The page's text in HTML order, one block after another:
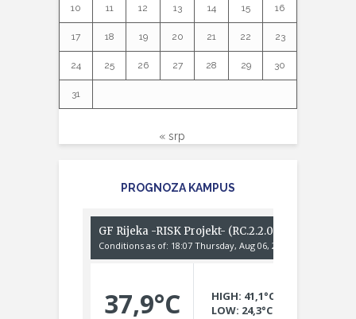
10 11 12 13 14 15 16
17 18 19 20 21 22 23
24 25 26 27 28 29 30
31
« srp
PROGNOZA KAMPUS